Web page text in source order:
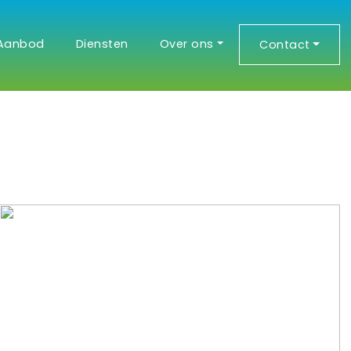
Diensten Over ons Contact